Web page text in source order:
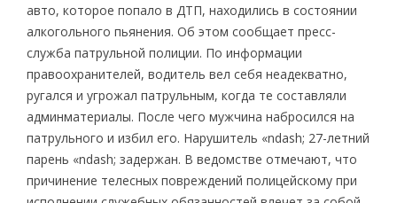
авто, которое попало в ДТП, находились в состоянии
алкогольного пьянения. Об этом сообщает пресс-
служба патрульной полиции. По информации
правоохранителей, водитель вел себя неадекватно,
ругался и угрожал патрульным, когда те составляли
админматериалы. После чего мужчина набросился на
патрульного и избил его. Нарушитель «ndash; 27-летний
парень «ndash; задержан. В ведомстве отмечают, что
причинение телесных повреждений полицейскому при